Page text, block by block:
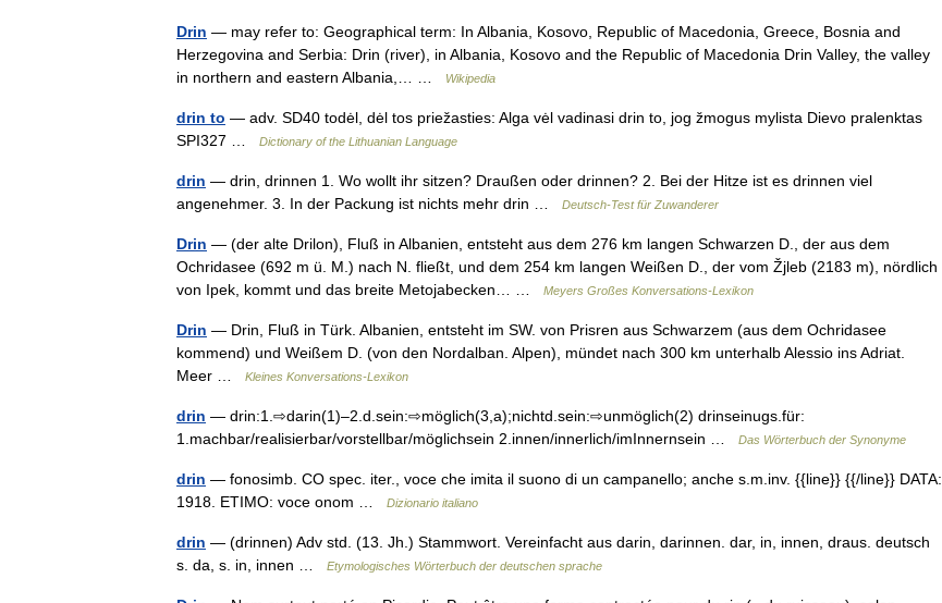
Drin — may refer to: Geographical term: In Albania, Kosovo, Republic of Macedonia, Greece, Bosnia and
Herzegovina and Serbia: Drin (river), in Albania, Kosovo and the Republic of Macedonia Drin Valley, the valley
in northern and eastern Albania,… …
Wikipedia
drin to — adv. SD40 todėl, dėl tos priežasties: Alga vėl vadinasi drin to, jog žmogus mylista Dievo pralenktas
SPI327 …
Dictionary of the Lithuanian Language
drin — drin, drinnen 1. Wo wollt ihr sitzen? Draußen oder drinnen? 2. Bei der Hitze ist es drinnen viel
angenehmer. 3. In der Packung ist nichts mehr drin …
Deutsch-Test für Zuwanderer
Drin — (der alte Drilon), Fluß in Albanien, entsteht aus dem 276 km langen Schwarzen D., der aus dem
Ochridasee (692 m ü. M.) nach N. fließt, und dem 254 km langen Weißen D., der vom Žjleb (2183 m), nördlich
von Ipek, kommt und das breite Metojabecken… …
Meyers Großes Konversations-Lexikon
Drin — Drin, Fluß in Türk. Albanien, entsteht im SW. von Prisren aus Schwarzem (aus dem Ochridasee
kommend) und Weißem D. (von den Nordalban. Alpen), mündet nach 300 km unterhalb Alessio ins Adriat.
Meer …
Kleines Konversations-Lexikon
drin — drin:1.⇨darin(1)–2.d.sein:⇨möglich(3,a);nichtd.sein:⇨unmöglich(2) drinseinugs.für:
1.machbar/realisierbar/vorstellbar/möglichsein 2.innen/innerlich/imInnernsein …
Das Wörterbuch der Synonyme
drin — fonosimb. CO spec. iter., voce che imita il suono di un campanello; anche s.m.inv. {{line}} {{/line}} DATA:
1918. ETIMO: voce onom …
Dizionario italiano
drin — (drinnen) Adv std. (13. Jh.) Stammwort. Vereinfacht aus darin, darinnen. dar, in, innen, draus. deutsch
s. da, s. in, innen …
Etymologisches Wörterbuch der deutschen sprache